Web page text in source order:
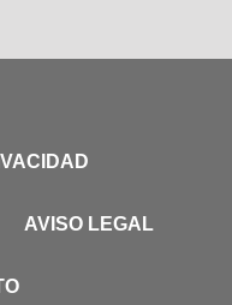
AVISO LEGAL